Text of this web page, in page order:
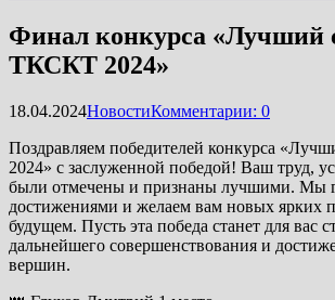
Финал конкурса «Лучший
ТКСКТ 2024»
18.04.2024НовостиКомментарии: 0
Поздравляем победителей конкурса
2024» с заслуженной победой! Ваш труд,
были отмечены и признаны лучшими. Мы
достижениями и желаем вам новых ярких
будущем. Пусть эта победа станет для вас
дальнейшего совершенствования и
вершин.